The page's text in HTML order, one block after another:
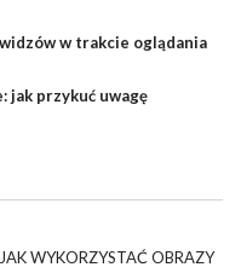
w trakcie oglądania
jak przykuć uwagę
WYKORZYSTAĆ OBRAZY